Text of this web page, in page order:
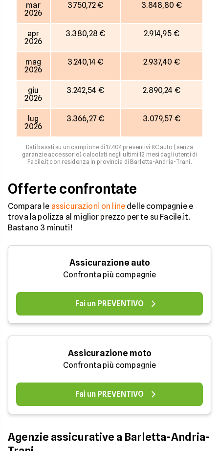
mar
2026
3.750,72 € 3.848,80 €
apr
2026
3.380,28 € 2.914,95 €
mag
2026
3.240,14 € 2.937,40 €
giu
2026
3.242,54 € 2.890,24 €
lug
2026
3.366,27 € 3.079,57 €
Dati basati su un campione di 17.404 preventivi RC auto (senza
garanzie accessorie) calcolati negli ultimi 12 mesi dagli utenti di
Facile.it con residenza in provincia di Barletta-Andria-Trani.
Offerte confrontate
Compara le assicurazioni on line delle compagnie e
trova la polizza al miglior prezzo per te su Facile.it.
Bastano 3 minuti!
Assicurazione auto
Confronta più compagnie
Fai un PREVENTIVO
Assicurazione moto
Confronta più compagnie
Fai un PREVENTIVO
Agenzie assicurative a Barletta-Andria-